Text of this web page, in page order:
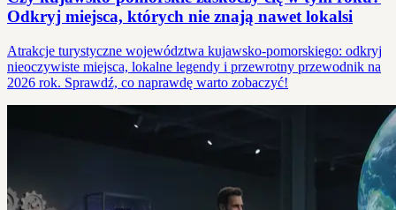
Odkryj miejsca, których nie znają nawet lokalsi
Atrakcje turystyczne województwa kujawsko-pomorskiego: odkryj
nieoczywiste miejsca, lokalne legendy i przewrotny przewodnik na
2026 rok. Sprawdź, co naprawdę warto zobaczyć!